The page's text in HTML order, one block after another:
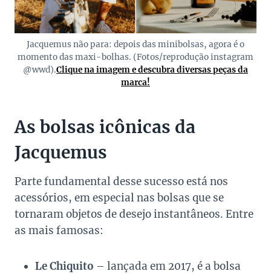
Jacquemus não para: depois das minibolsas, agora é o
momento das maxi-bolhas. (Fotos/reprodução instagram
@wwd).Clique na imagem e descubra diversas peças da
marca!
As bolsas icônicas da
Jacquemus
Parte fundamental desse sucesso está nos
acessórios, em especial nas bolsas que se
tornaram objetos de desejo instantâneos. Entre
as mais famosas:
Le Chiquito – lançada em 2017, é a bolsa